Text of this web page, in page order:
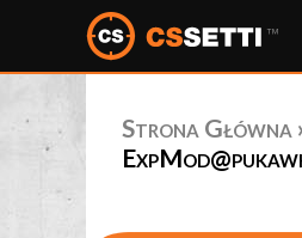
Strona Główna